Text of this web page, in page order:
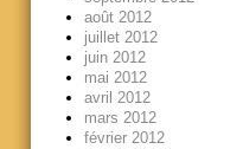
août 2012
juillet 2012
juin 2012
mai 2012
avril 2012
mars 2012
février 2012